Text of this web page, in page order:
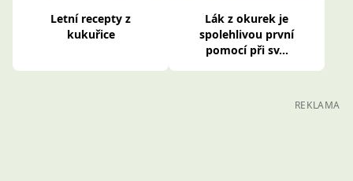
Letní recepty z
kukuřice
Lák z okurek je
spolehlivou první
pomocí při sv...
REKLAMA